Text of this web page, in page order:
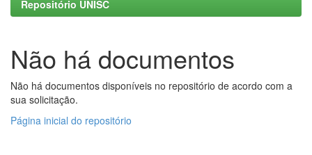
Repositório UNISC
Não há documentos
Não há documentos disponíveis no repositório de acordo com a
sua solicitação.
Página inicial do repositório